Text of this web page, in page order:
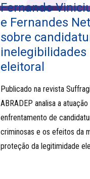
Fernando
e Fernandes
sobre
inelegibilidades
eleitoral
Publicado na revista
ABRADEP analisa a
enfrentamento de
criminosas e os efeitos da
proteção da legitimidade